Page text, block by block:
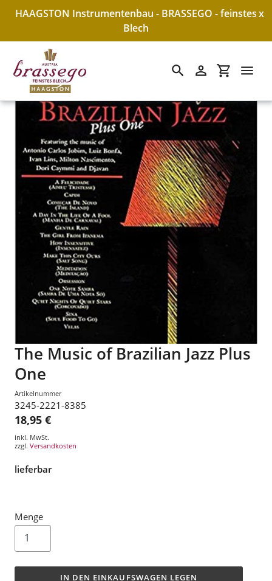
Direkt
HAAGSTON Instrumentenbau - BRASSEGO - feinstes
Blech
x
SuchenEinloggen
The Music of Brazilian Jazz Plus
One
Artikelnummer
3245-2221-8385
18,95 €
inkl. MwSt.
zzgl. Versandkosten
lieferbar
Menge
IN DEN EINKAUFSWAGEN LEGEN